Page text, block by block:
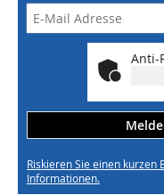
Anti-
Riskieren Sie einen kurzen
Informationen.